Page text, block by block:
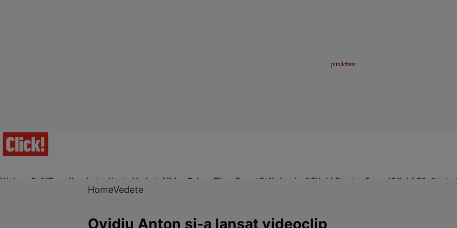
Ultima Oră!Trending Actualitate Vedete Video Prime Time SportStil de viațăClick! Pentru FemeiClick! Sănătate
HomeVedete
Ovidiu Anton şi-a lansat videoclip